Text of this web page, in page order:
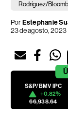
Rodríguez/
PorEstephanie
23 de agosto,
S&P/BMV IPC
+0.82%
66,938.64